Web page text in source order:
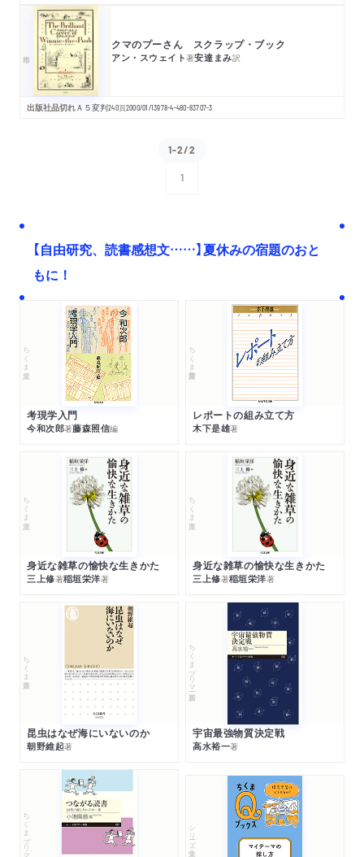
クマのプーさん スクラップ・ブック
アン・スウェイト著安達まみ訳
出版社品切れＡ５変判240頁2000/01/13978-4-480-83707-3
1-2/2
1
【自由研究、読書感想文……】夏休みの宿題のおと
もに！
ちくま文庫
考現学入門
今和次郎著藤森照信編
ちくま学芸文庫
レポートの組み立て方
木下是雄著
ちくま文庫
身近な雑草の愉快な生きかた
三上修著稲垣栄洋著
ちくま文庫
身近な雑草の愉快な生きかた
三上修著稲垣栄洋著
ちくま新書
昆虫はなぜ海にいないのか
朝野維起著
ちくまプリマー新書
宇宙最強物質決定戦
高水裕一著
ちくまプリマー新書 シリーズ・全集